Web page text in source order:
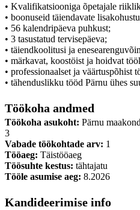
• Kvalifikatsiooniga õpetajale
• boonuseid täiendavate
• 56 kalendripäeva puhkust;
• 3 tasustatud tervisepäeva;
• täiendkoolitusi ja
• märkavat, koostöist ja hoidvat
• professionaalset ja väärtuspõhist
• tähenduslikku tööd Pärnu ühes
Töökoha andmed
Töökoha asukoht: Pärnu
3
Vabade töökohtade arv: 1
Tööaeg: Täistööaeg
Töösuhte kestus: tähtajatu
Tööle asumise aeg: 8.2026
Kandideerimise info